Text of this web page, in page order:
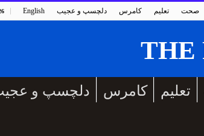
English دلچسپ و عجیب کامرس تعلیم صحت
دلچسپ و کامرس تعلیم